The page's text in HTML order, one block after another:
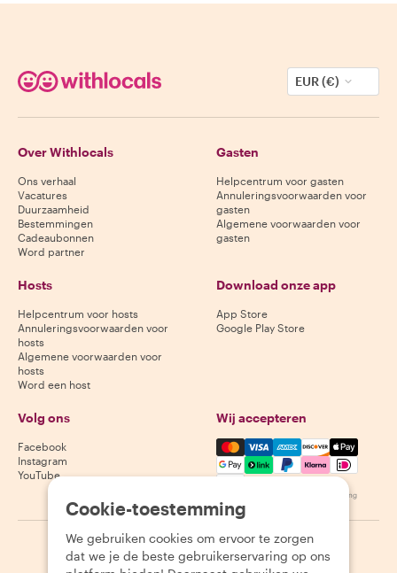
EUR (€)
Over Withlocals
Ons verhaal
Vacatures
Duurzaamheid
Bestemmingen
Cadeaubonnen
Word partner
Gasten
Helpcentrum voor gasten
Annuleringsvoorwaarden voor
gasten
Algemene voorwaarden voor
gasten
Hosts
Helpcentrum voor hosts
Annuleringsvoorwaarden voor
hosts
Algemene voorwaarden voor
hosts
Word een host
Download onze app
App Store
Google Play Store
Volg ons
Facebook
Instagram
YouTube
Wij accepteren
Mastercard, Visa, Amex,
Beschikbaarheid varieert per bestemming
2026 Withlocals.com Privacybeleid Cookies
Cookie-toestemming
We gebruiken cookies om ervoor te zorgen
dat we je de beste gebruikerservaring op ons